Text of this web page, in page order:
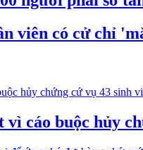
viên có cử chỉ
cáo buộc hủy